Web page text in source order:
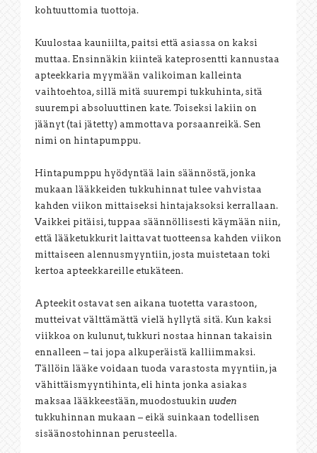
kohtuuttomia tuottoja.
Kuulostaa kauniilta, paitsi että asiassa on kaksi
muttaa. Ensinnäkin kiinteä kateprosentti kannustaa
apteekkaria myymään valikoiman kalleinta
vaihtoehtoa, sillä mitä suurempi tukkuhinta, sitä
suurempi absoluuttinen kate. Toiseksi lakiin on
jäänyt (tai jätetty) ammottava porsaanreikä. Sen
nimi on hintapumppu.
Hintapumppu hyödyntää lain säännöstä, jonka
mukaan lääkkeiden tukkuhinnat tulee vahvistaa
kahden viikon mittaiseksi hintajaksoksi kerrallaan.
Vaikkei pitäisi, tuppaa säännöllisesti käymään niin,
että lääketukkurit laittavat tuotteensa kahden viikon
mittaiseen alennusmyyntiin, josta muistetaan toki
kertoa apteekkareille etukäteen.
Apteekit ostavat sen aikana tuotetta varastoon,
mutteivat välttämättä vielä hyllytä sitä. Kun kaksi
viikkoa on kulunut, tukkuri nostaa hinnan takaisin
ennalleen – tai jopa alkuperäistä kalliimmaksi.
Tällöin lääke voidaan tuoda varastosta myyntiin, ja
vähittäismyyntihinta, eli hinta jonka asiakas
maksaa lääkkeestään, muodostuukin uuden
tukkuhinnan mukaan – eikä suinkaan todellisen
sisäänostohinnan perusteella.